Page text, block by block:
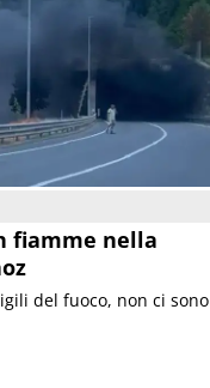
fiamme nella
del fuoco, non ci sono